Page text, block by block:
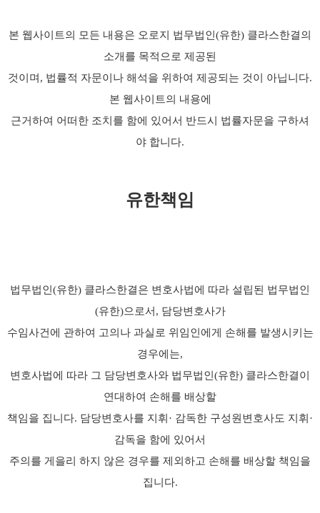
본 웹사이트의 모든 내용은 오로지 법무법인(유한) 클라스한결의
소개를 목적으로 제공된
것이며, 법률적 자문이나 해석을 위하여 제공되는 것이 아닙니다.
본 웹사이트의 내용에
근거하여 어떠한 조치를 함에 있어서 반드시 법률자문을 구하셔
야 합니다.
유한책임
법무법인(유한) 클라스한결은 변호사법에 따라 설립된 법무법인
(유한)으로서, 담당변호사가
수임사건에 관하여 고의나 과실로 위임인에게 손해를 발생시키는
경우에는,
변호사법에 따라 그 담당변호사와 법무법인(유한) 클라스한결이
연대하여 손해를 배상할
책임을 집니다. 담당변호사를 지휘· 감독한 구성원변호사도 지휘·
감독을 함에 있어서
주의를 게을리 하지 않은 경우를 제외하고 손해를 배상할 책임을
집니다.